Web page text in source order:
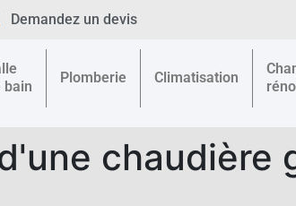
Demandez un devis
bain
Plomberie Climatisation
chaudière